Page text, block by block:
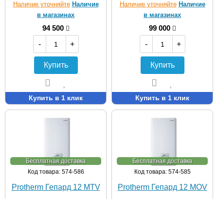
Наличие уточняйте Наличие
в магазинах
94 500
-
+
Купить
Купить в 1 клик
Наличие уточняйте Наличие
в магазинах
99 000
-
+
Купить
Купить в 1 клик
Бесплатная доставка
Код товара: 574-586
Protherm Гепард 12 MTV
Бесплатная доставка
Код товара: 574-585
Protherm Гепард 12 MOV